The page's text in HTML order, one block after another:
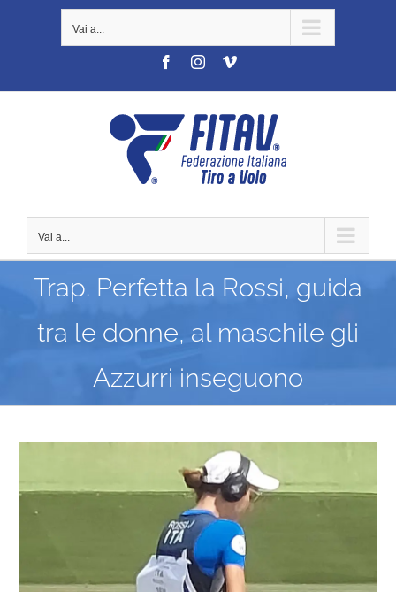
Vai a...
FacebookInstagramVimeo
Vai a...
Trap. Perfetta la Rossi, guida
tra le donne, al maschile gli
Azzurri inseguono